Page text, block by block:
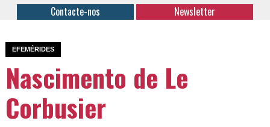
Contacte-nos Newsletter
EFEMÉRIDES
Nascimento de Le
Corbusier